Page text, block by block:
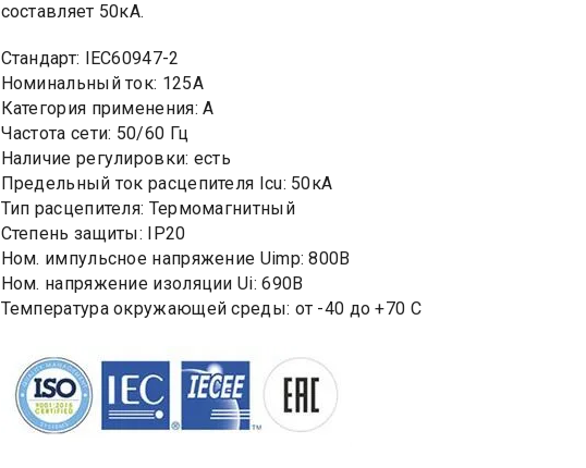
составляет 50кА.
Стандарт: IEC60947-2
Номинальный ток: 125А
Категория применения: А
Частота сети: 50/60 Гц
Наличие регулировки: есть
Предельный ток расцепителя Icu: 50кА
Тип расцепителя: Термомагнитный
Степень защиты: IP20
Ном. импульсное напряжение Uimp: 800В
Ном. напряжение изоляции Ui: 690В
Температура окружающей среды: от -40 до +70 С